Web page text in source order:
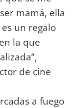
mamá, ella
un regalo
la que
de cine
a fuego